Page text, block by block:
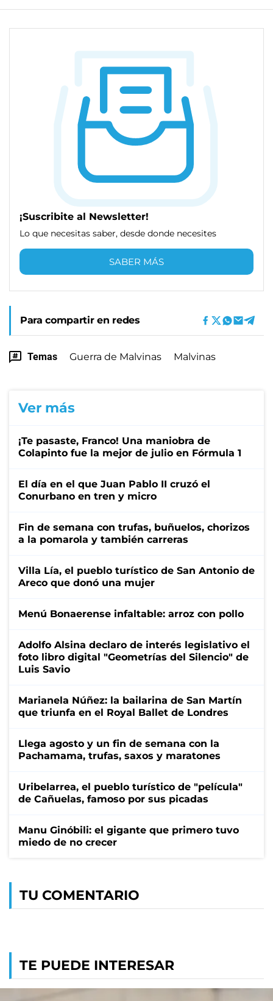
¡Suscribite al Newsletter!
Lo que necesitas saber, desde donde necesites
SABER MÁS
Para compartir en redes
Temas Guerra de Malvinas Malvinas
Ver más
¡Te pasaste, Franco! Una maniobra de
Colapinto fue la mejor de julio en Fórmula 1
El día en el que Juan Pablo II cruzó el
Conurbano en tren y micro
Fin de semana con trufas, buñuelos, chorizos
a la pomarola y también carreras
Villa Lía, el pueblo turístico de San Antonio de
Areco que donó una mujer
Menú Bonaerense infaltable: arroz con pollo
Adolfo Alsina declaro de interés legislativo el
foto libro digital "Geometrías del Silencio" de
Luis Savio
Marianela Núñez: la bailarina de San Martín
que triunfa en el Royal Ballet de Londres
Llega agosto y un fin de semana con la
Pachamama, trufas, saxos y maratones
Uribelarrea, el pueblo turístico de "película"
de Cañuelas, famoso por sus picadas
Manu Ginóbili: el gigante que primero tuvo
miedo de no crecer
TU COMENTARIO
TE PUEDE INTERESAR